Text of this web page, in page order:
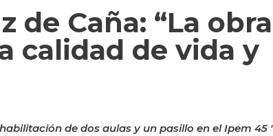
de Caña: “La obra
calidad de vida y
de dos aulas y un pasillo en el Ipem 45